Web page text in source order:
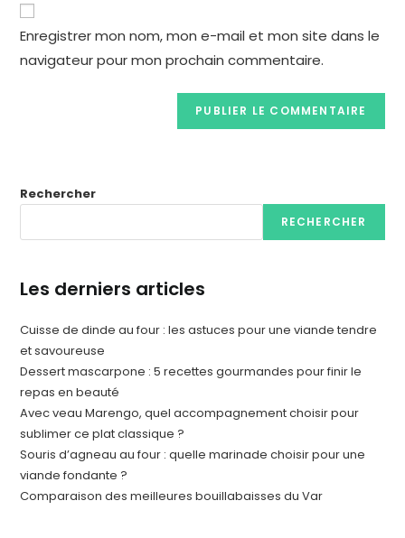
Enregistrer mon nom, mon e-mail et mon site dans le
navigateur pour mon prochain commentaire.
Rechercher
RECHERCHER
Les derniers articles
Cuisse de dinde au four : les astuces pour une viande tendre
et savoureuse
Dessert mascarpone : 5 recettes gourmandes pour finir le
repas en beauté
Avec veau Marengo, quel accompagnement choisir pour
sublimer ce plat classique ?
Souris d’agneau au four : quelle marinade choisir pour une
viande fondante ?
Comparaison des meilleures bouillabaisses du Var